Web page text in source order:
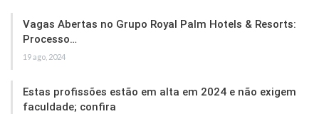
Vagas Abertas no Grupo Royal Palm Hotels & Resorts:
Processo…
19 ago, 2024
Estas profissões estão em alta em 2024 e não exigem
faculdade; confira